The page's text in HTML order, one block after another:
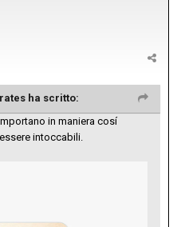
ha scritto:
in maniera cosí
intoccabili.